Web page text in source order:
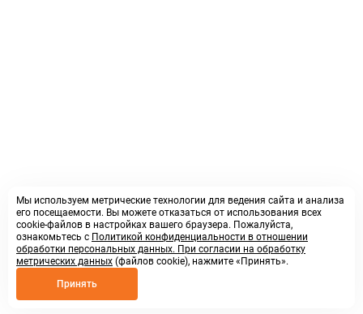
Мы используем метрические технологии для ведения сайта и анализа
его посещаемости. Вы можете отказаться от использования всех
cookie-файлов в настройках вашего браузера. Пожалуйста,
ознакомьтесь с Политикой конфиденциальности в отношении
обработки персональных данных. При согласии на обработку
метрических данных (файлов cookie), нажмите «Принять».
Принять